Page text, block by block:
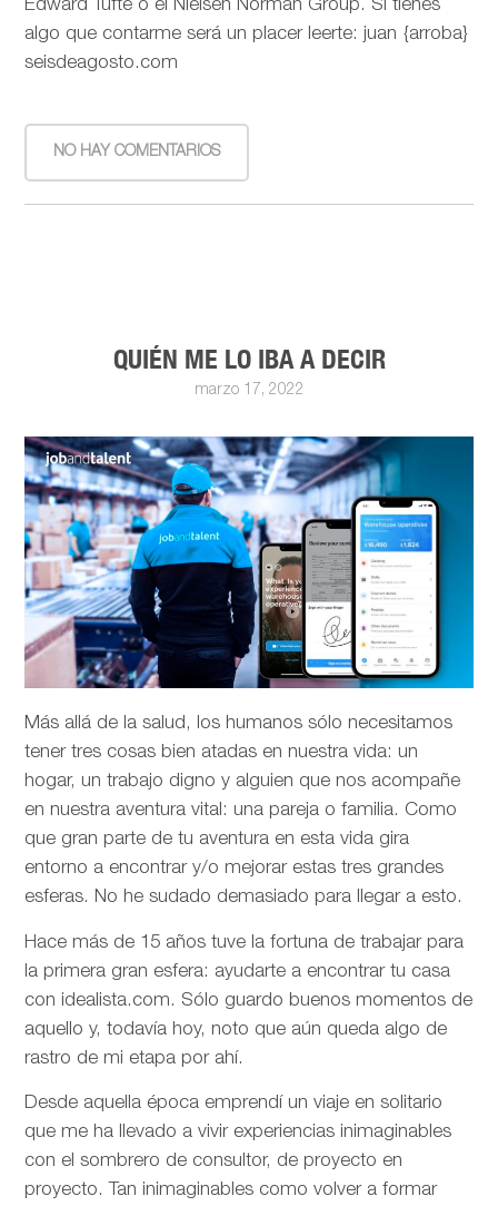
Edward Tufte o el Nielsen Norman Group. Si tienes
algo que contarme será un placer leerte: juan {arroba}
seisdeagosto.com
NO HAY COMENTARIOS
QUIÉN ME LO IBA A DECIR
marzo 17, 2022
Más allá de la salud, los humanos sólo necesitamos
tener tres cosas bien atadas en nuestra vida: un
hogar, un trabajo digno y alguien que nos acompañe
en nuestra aventura vital: una pareja o familia. Como
que gran parte de tu aventura en esta vida gira
entorno a encontrar y/o mejorar estas tres grandes
esferas. No he sudado demasiado para llegar a esto.
Hace más de 15 años tuve la fortuna de trabajar para
la primera gran esfera: ayudarte a encontrar tu casa
con idealista.com. Sólo guardo buenos momentos de
aquello y, todavía hoy, noto que aún queda algo de
rastro de mi etapa por ahí.
Desde aquella época emprendí un viaje en solitario
que me ha llevado a vivir experiencias inimaginables
con el sombrero de consultor, de proyecto en
proyecto. Tan inimaginables como volver a formar